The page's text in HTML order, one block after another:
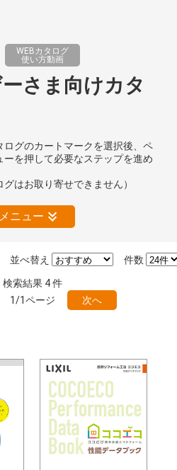
WEBカタログ
使い方動画
さま向けカタ
グのカートマークを選択後、ペ
を押して必要なステップを進め
はお取り寄せできません）
ニュー
込みの解除
）
目次も検索 検 索
リフォームおすすめ（4）
補助金・優遇制度を知る（2）
件数
並べ替え
検索結果 4件
1/1ページ 次へ